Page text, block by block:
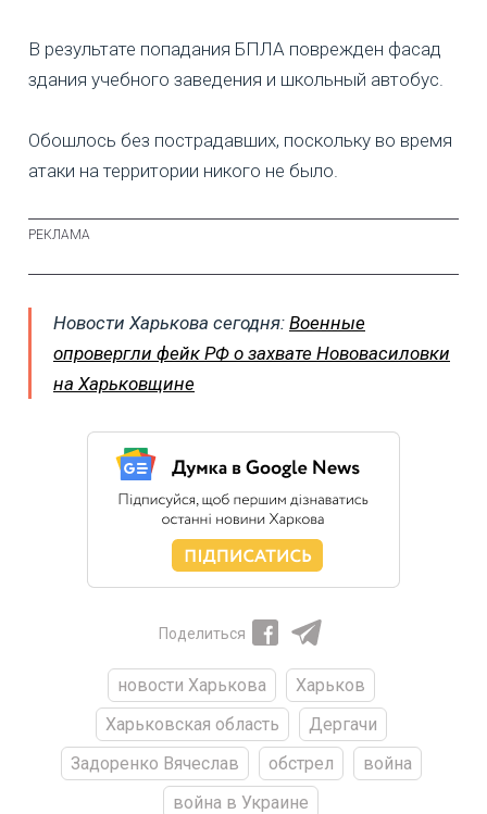
В результате попадания БПЛА поврежден фасад
здания учебного заведения и школьный автобус.
Обошлось без пострадавших, поскольку во время
атаки на территории никого не было.
Новости Харькова сегодня: Военные
опровергли фейк РФ о захвате Нововасиловки
на Харьковщине
Поделиться
новости Харькова
Харьков
Харьковская область
Дергачи
Задоренко Вячеслав
обстрел
война
война в Украине